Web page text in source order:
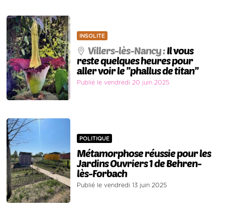
INSOLITE
Villers-lès-Nancy :Il vous
reste quelques heures pour
aller voir le ’’phallus de titan’’
Publié le vendredi 20 juin 2025
POLITIQUE
Métamorphose réussie pour les
Jardins Ouvriers 1 de Behren-
lès-Forbach
Publié le vendredi 13 juin 2025